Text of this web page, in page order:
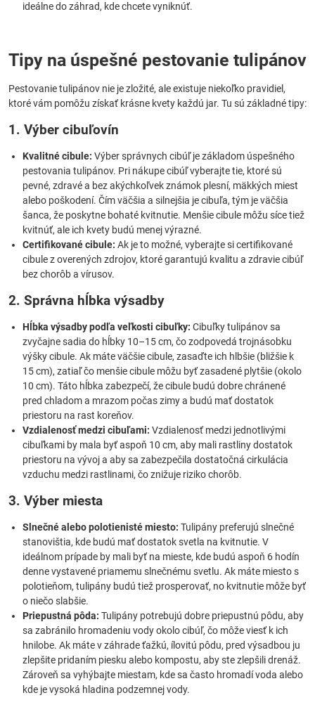
ideálne do záhrad, kde chcete vyniknúť.
Tipy na úspešné pestovanie tulipánov
Pestovanie tulipánov nie je zložité, ale existuje niekoľko pravidiel,
ktoré vám pomôžu získať krásne kvety každú jar. Tu sú základné tipy:
1. Výber cibuľovín
Kvalitné cibule: Výber správnych cibúľ je základom úspešného
pestovania tulipánov. Pri nákupe cibúľ vyberajte tie, ktoré sú
pevné, zdravé a bez akýchkoľvek známok plesní, mäkkých miest
alebo poškodení. Čím väčšia a silnejšia je cibuľa, tým je väčšia
šanca, že poskytne bohaté kvitnutie. Menšie cibule môžu síce tiež
kvitnúť, ale ich kvety budú menej výrazné.
Certifikované cibule: Ak je to možné, vyberajte si certifikované
cibule z overených zdrojov, ktoré garantujú kvalitu a zdravie cibúľ
bez chorôb a vírusov.
2. Správna hĺbka výsadby
Hĺbka výsadby podľa veľkosti cibuľky: Cibuľky tulipánov sa
zvyčajne sadia do hĺbky 10–15 cm, čo zodpovedá trojnásobku
výšky cibule. Ak máte väčšie cibule, zasaďte ich hlbšie (bližšie k
15 cm), zatiaľ čo menšie cibule môžu byť zasadené plytšie (okolo
10 cm). Táto hĺbka zabezpečí, že cibule budú dobre chránené
pred chladom a mrazom počas zimy a budú mať dostatok
priestoru na rast koreňov.
Vzdialenosť medzi cibuľami: Vzdialenosť medzi jednotlivými
cibuľkami by mala byť aspoň 10 cm, aby mali rastliny dostatok
priestoru na vývoj a aby sa zabezpečila dostatočná cirkulácia
vzduchu medzi rastlinami, čo znižuje riziko chorôb.
3. Výber miesta
Slnečné alebo polotienisté miesto: Tulipány preferujú slnečné
stanovištia, kde budú mať dostatok svetla na kvitnutie. V
ideálnom prípade by mali byť na mieste, kde budú aspoň 6 hodín
denne vystavené priamemu slnečnému svetlu. Ak máte miesto s
polotieňom, tulipány budú tiež prosperovať, no kvitnutie môže byť
o niečo slabšie.
Priepustná pôda: Tulipány potrebujú dobre priepustnú pôdu, aby
sa zabránilo hromadeniu vody okolo cibúľ, čo môže viesť k ich
hnilobe. Ak máte v záhrade ťažkú, ílovitú pôdu, pred výsadbou ju
zlepšite pridaním piesku alebo kompostu, aby ste zlepšili drenáž.
Zároveň sa vyhýbajte miestam, kde sa často hromadí voda alebo
kde je vysoká hladina podzemnej vody.